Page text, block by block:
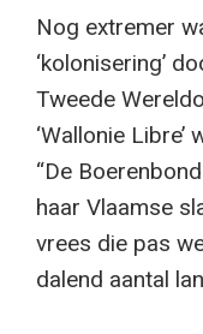
Nog extremer
‘kolonisering’
Tweede
‘Wallonie
“De
haar Vlaamse
vrees die pas
dalend aantal